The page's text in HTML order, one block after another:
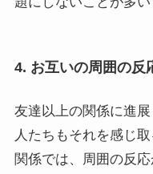
4. お互いの周囲の反
友達以上の関係に進
人たちもそれを感じ
関係では、周囲の反